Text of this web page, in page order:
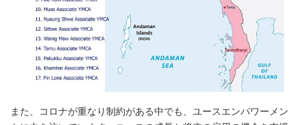
また、コロナが重なり制約がある中でも、ユースエンパワーメン